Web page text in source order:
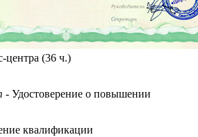
центра (36 ч.)
- Удостоверение о повышении
квалификации